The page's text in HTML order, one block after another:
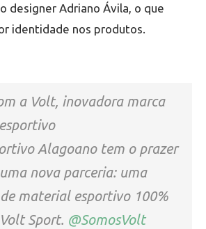
designer Adriano Ávila, o que
identidade nos produtos.
a Volt, inovadora marca
Alagoano tem o prazer
nova parceria: uma
material esportivo 100%
Sport. @SomosVolt